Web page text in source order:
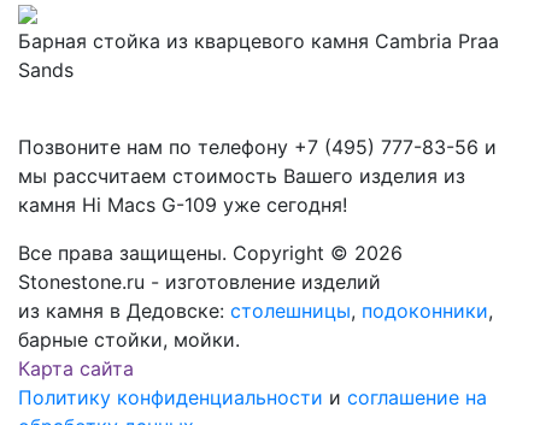
Барная стойка из кварцевого камня Cambria Praa
Sands
Позвоните нам по телефону +7 (495) 777-83-56 и
мы рассчитаем стоимость Вашего изделия из
камня Hi Macs G-109 уже сегодня!
Все права защищены. Copyright © 2026
Stonestone.ru - изготовление изделий
из камня в Дедовске: столешницы, подоконники,
барные стойки, мойки.
Карта сайта
Политику конфиденциальности и соглашение на